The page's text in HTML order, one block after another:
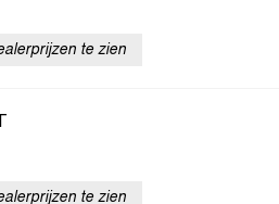
te zien
te zien